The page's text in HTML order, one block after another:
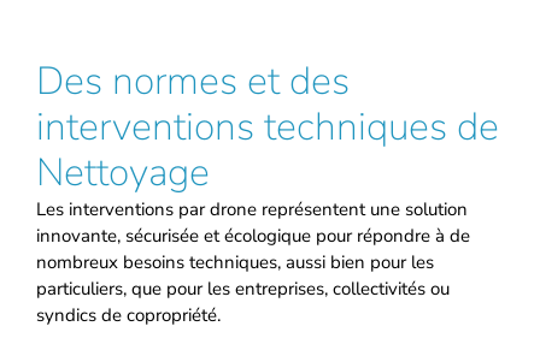
Des normes et des
interventions techniques de
Nettoyage
Les interventions par drone représentent une solution
innovante, sécurisée et écologique pour répondre à de
nombreux besoins techniques, aussi bien pour les
particuliers, que pour les entreprises, collectivités ou
syndics de copropriété.